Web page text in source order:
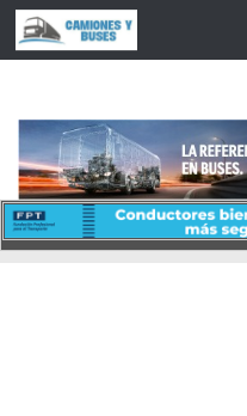
Saltar al contenido